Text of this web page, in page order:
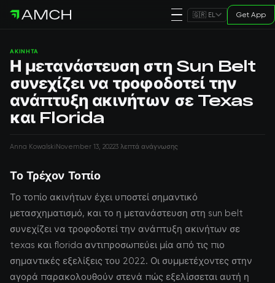
🇬🇷 EL Get App
ΑΚΊΝΗΤΑ
Η μετανάστευση στη Sun Belt
συνεχίζει να τροφοδοτεί την
ανάπτυξη ακινήτων σε Texas
και Florida
Anna KowalskiNovember 13, 20223 λεπτά ανάγνωσης
Το Τρέχον Τοπίο
Το τοπίο ακινήτων έχει υποστεί σημαντικό
μετασχηματισμό, και το η μετανάστευση στη sun belt
συνεχίζει να τροφοδοτεί την ανάπτυξη ακινήτων σε
texas και florida αντιπροσωπεύει μία από τις πιο
σημαντικές εξελίξεις του 2022. Οι συμμετέχοντες στην
αγορά παρακολουθούν στενά πώς εξελίσσεται αυτή η